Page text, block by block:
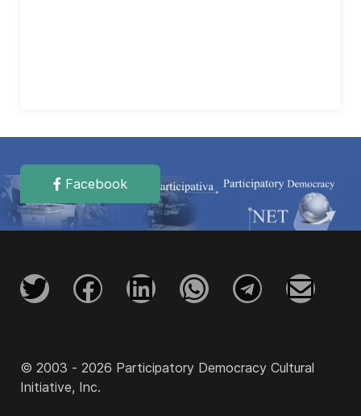
Facebook
© 2003 - 2026 Participatory Democracy Cultural
Initiative, Inc.